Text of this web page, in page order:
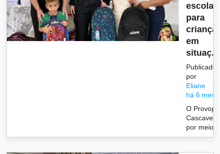
escolar
para
em
situaç...
Publicado
por
Eliane
há 6
O
Cascavel,
por meio